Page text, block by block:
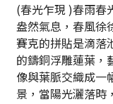
(春光乍現 )春雨春
盎然氣息，春風徐
賽克的拼貼是滴落
的鑄銅浮雕蓮葉，
像與葉脈交織成一
景，當陽光灑落時